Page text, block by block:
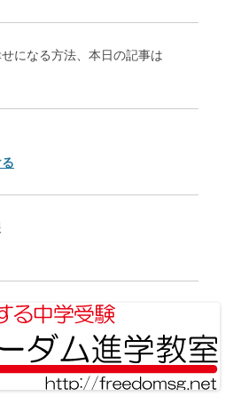
になる方法、本日の記事は